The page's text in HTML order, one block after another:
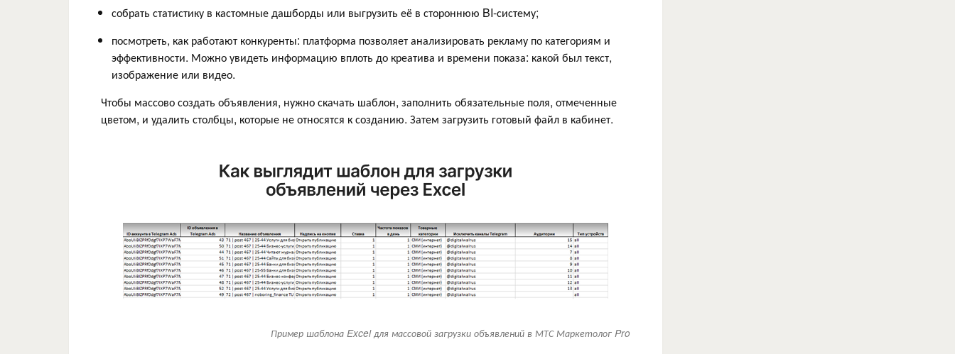
собрать статистику в кастомные дашборды или выгрузить её в стороннюю BI-систему;
посмотреть, как работают конкуренты: платформа позволяет анализировать рекламу по категориям и
эффективности. Можно увидеть информацию вплоть до креатива и времени показа: какой был текст,
изображение или видео.
Чтобы массово создать объявления, нужно скачать шаблон, заполнить обязательные поля, отмеченные
цветом, и удалить столбцы, которые не относятся к созданию. Затем загрузить готовый файл в кабинет.
Пример шаблона Excel для массовой загрузки объявлений в МТС Маркетолог Pro